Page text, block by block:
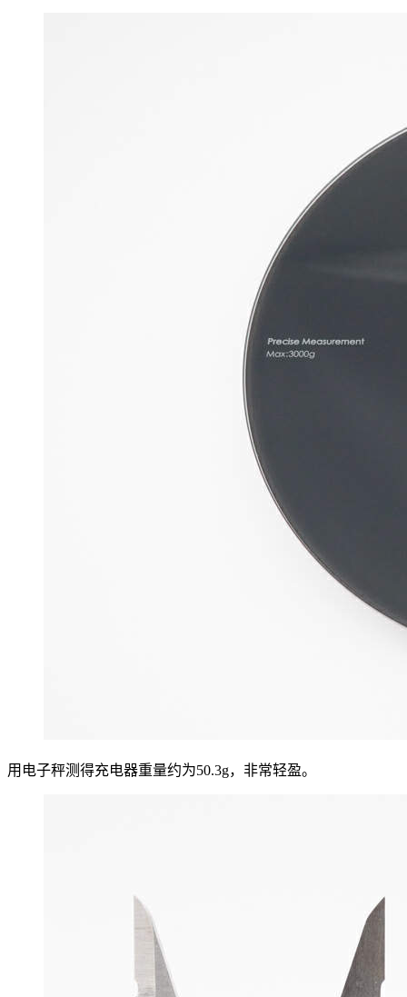
用电子秤测得充电器重量约为50.3g，非常轻盈。